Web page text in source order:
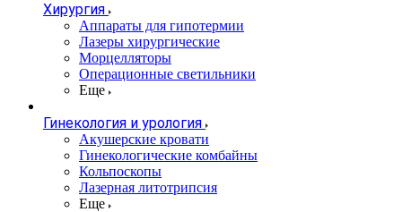
Хирургия
Аппараты для гипотермии
Лазеры хирургические
Морцелляторы
Операционные светильники
Еще
Гинекология и урология
Акушерские кровати
Гинекологические комбайны
Кольпоскопы
Лазерная литотрипсия
Еще